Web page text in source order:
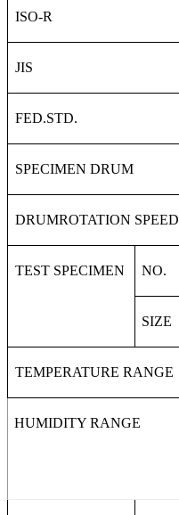
ISO-R
JIS
FED.STD.
SPECIMEN DRUM
DRUMROTATION SPEED
TEST SPECIMEN NO.
SIZE
TEMPERATURE RANGE
HUMIDITY RANGE